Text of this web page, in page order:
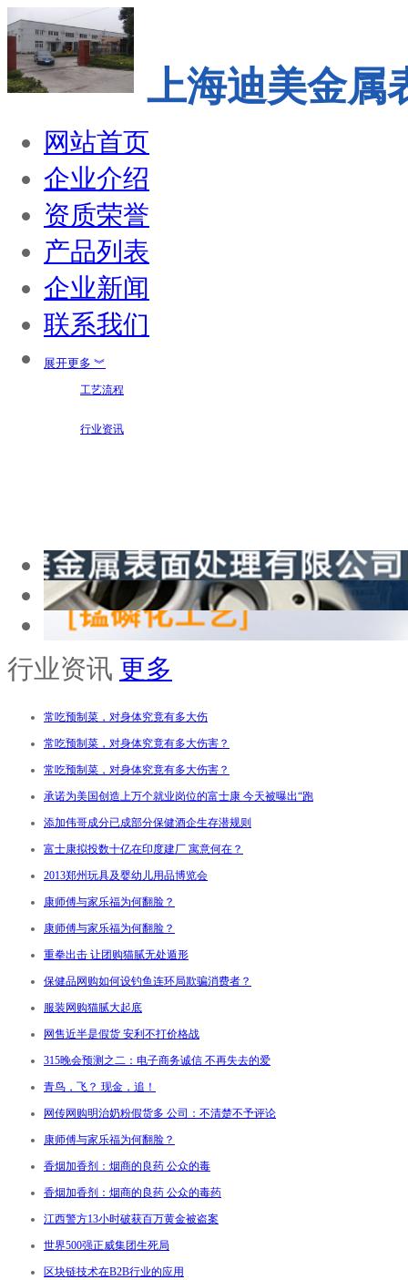
上海迪美金属
网站首页
企业介绍
资质荣誉
产品列表
企业新闻
联系我们
展开更多 ︾
工艺流程
行业资讯
行业资讯 更多
常吃预制菜，对身体究竟有多大伤
常吃预制菜，对身体究竟有多大伤害？
常吃预制菜，对身体究竟有多大伤害？
承诺为美国创造上万个就业岗位的富士康 今天被曝出“跑
添加伟哥成分已成部分保健酒企生存潜规则
富士康拟投数十亿在印度建厂 寓意何在？
2013郑州玩具及婴幼儿用品博览会
康师傅与家乐福为何翻脸？
康师傅与家乐福为何翻脸？
重拳出击 让团购猫腻无处遁形
保健品网购如何设钓鱼连环局欺骗消费者？
服装网购猫腻大起底
网售近半是假货 安利不打价格战
315晚会预测之二：电子商务诚信 不再失去的爱
青鸟，飞？ 现金，追！
网传网购明治奶粉假货多 公司：不清楚不予评论
康师傅与家乐福为何翻脸？
香烟加香剂：烟商的良药 公众的毒
香烟加香剂：烟商的良药 公众的毒药
江西警方13小时破获百万黄金被盗案
世界500强正威集团生死局
区块链技术在B2B行业的应用